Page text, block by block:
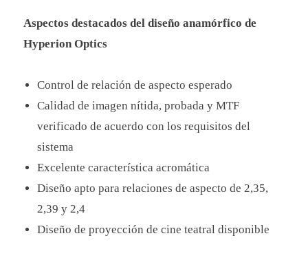
Aspectos destacados del diseño anamórfico de
Hyperion Optics
Control de relación de aspecto esperado
Calidad de imagen nítida, probada y MTF
verificado de acuerdo con los requisitos del
sistema
Excelente característica acromática
Diseño apto para relaciones de aspecto de 2,35,
2,39 y 2,4
Diseño de proyección de cine teatral disponible